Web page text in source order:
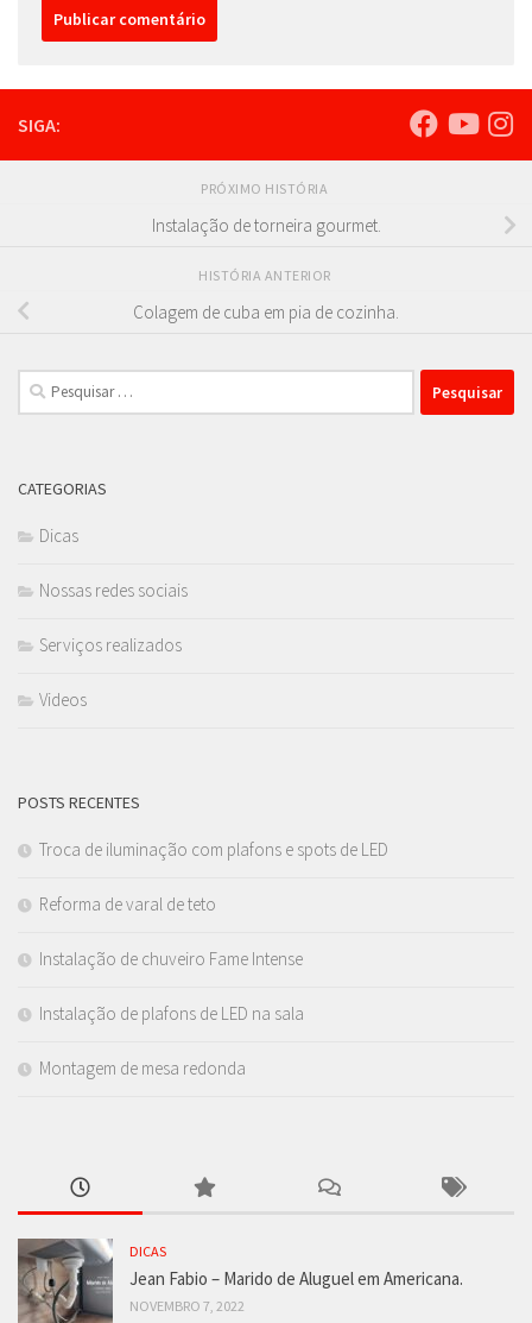
SIGA:
PRÓXIMO HISTÓRIA
Instalação de torneira gourmet.
HISTÓRIA ANTERIOR
Colagem de cuba em pia de cozinha.
Pesquisar
por:
CATEGORIAS
Dicas
Nossas redes sociais
Serviços realizados
Videos
POSTS RECENTES
Troca de iluminação com plafons e spots de LED
Reforma de varal de teto
Instalação de chuveiro Fame Intense
Instalação de plafons de LED na sala
Montagem de mesa redonda
DICAS
Jean Fabio – Marido de Aluguel em Americana.
NOVEMBRO 7, 2022